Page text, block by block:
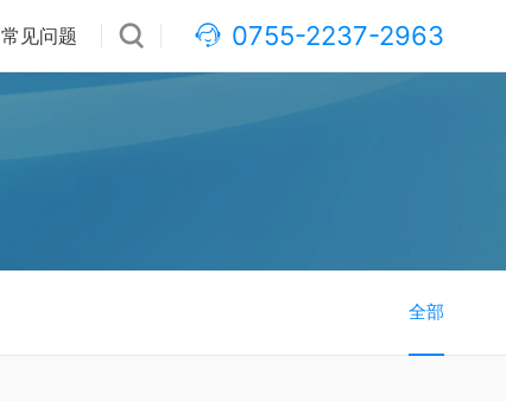
0755-2237-2963
常见问题
全部